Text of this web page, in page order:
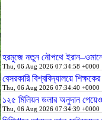
হরমুজে নতুন নৌপথে
Thu, 06 Aug 2026 07:34:58 +0000
বেসরকারি বিশ্ববিদ্যালয়ে
Thu, 06 Aug 2026 07:34:40 +0000
১২৫ মিলিয়ন ডলার অনুদান
Thu, 06 Aug 2026 07:34:39 +0000